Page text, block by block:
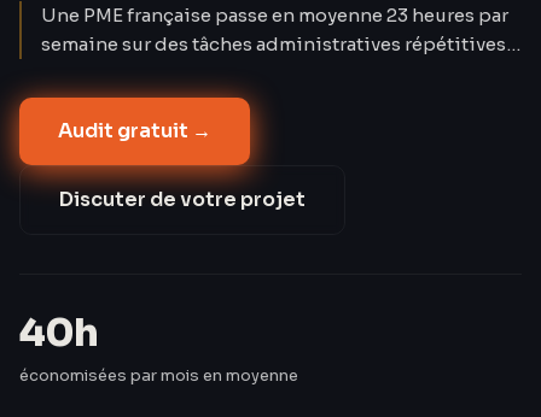
Une PME française passe en moyenne 23 heures par
semaine sur des tâches administratives répétitives
temps de 67 %. Nos 18 clients B2B économisent 40
h/mois en moyenne — l'équivalent d'un quart-temps
salarié, pour un investissement amorti en 3
semaines.
Audit gratuit →
Discuter de votre projet
40h
économisées par mois en moyenne